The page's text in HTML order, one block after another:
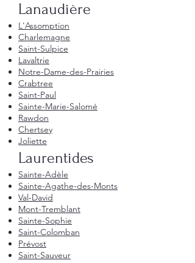
Lanaudière
L'Assomption
Charlemagne
Saint-Sulpice
Lavaltrie
Notre-Dame-des-Prairies
Crabtree
Saint-Paul
Sainte-Marie-Salomé
Rawdon
Chertsey
Joliette
Laurentides
Sainte-Adèle
Sainte-Agathe-des-Monts
Val-David
Mont-Tremblant
Sainte-Sophie
Saint-Colomban
Prévost
Saint-Sauveur